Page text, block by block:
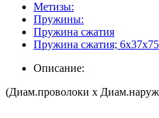
Метизы:
Пружины:
Пружина сжатия
Пружина сжатия;
Описание:
(Диам.проволоки х